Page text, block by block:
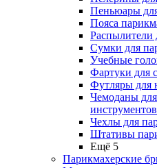
Пеньюары
Пояса
Распылители
Сумки для
Учебные
Фартуки для
Футляры для
Чемоданы
инструментов
Чехлы для
Штативы
Ещё 5
Парикмахерские